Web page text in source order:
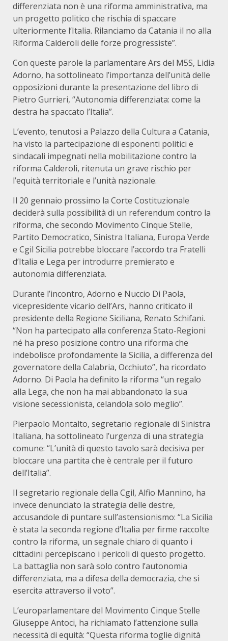
differenziata non è una riforma amministrativa, ma
un progetto politico che rischia di spaccare
ulteriormente l’Italia. Rilanciamo da Catania il no alla
Riforma Calderoli delle forze progressiste”.
Con queste parole la parlamentare Ars del M5S, Lidia
Adorno, ha sottolineato l’importanza dell’unità delle
opposizioni durante la presentazione del libro di
Pietro Gurrieri, “Autonomia differenziata: come la
destra ha spaccato l’Italia”.
L’evento, tenutosi a Palazzo della Cultura a Catania,
ha visto la partecipazione di esponenti politici e
sindacali impegnati nella mobilitazione contro la
riforma Calderoli, ritenuta un grave rischio per
l’equità territoriale e l’unità nazionale.
Il 20 gennaio prossimo la Corte Costituzionale
deciderà sulla possibilità di un referendum contro la
riforma, che secondo Movimento Cinque Stelle,
Partito Democratico, Sinistra Italiana, Europa Verde
e Cgil Sicilia potrebbe bloccare l’accordo tra Fratelli
d’Italia e Lega per introdurre premierato e
autonomia differenziata.
Durante l’incontro, Adorno e Nuccio Di Paola,
vicepresidente vicario dell’Ars, hanno criticato il
presidente della Regione Siciliana, Renato Schifani.
“Non ha partecipato alla conferenza Stato-Regioni
né ha preso posizione contro una riforma che
indebolisce profondamente la Sicilia, a differenza del
governatore della Calabria, Occhiuto”, ha ricordato
Adorno. Di Paola ha definito la riforma “un regalo
alla Lega, che non ha mai abbandonato la sua
visione secessionista, celandola solo meglio”.
Pierpaolo Montalto, segretario regionale di Sinistra
Italiana, ha sottolineato l’urgenza di una strategia
comune: “L’unità di questo tavolo sarà decisiva per
bloccare una partita che è centrale per il futuro
dell’Italia”.
Il segretario regionale della Cgil, Alfio Mannino, ha
invece denunciato la strategia delle destre,
accusandole di puntare sull’astensionismo: “La Sicilia
è stata la seconda regione d’Italia per firme raccolte
contro la riforma, un segnale chiaro di quanto i
cittadini percepiscano i pericoli di questo progetto.
La battaglia non sarà solo contro l’autonomia
differenziata, ma a difesa della democrazia, che si
esercita attraverso il voto”.
L’europarlamentare del Movimento Cinque Stelle
Giuseppe Antoci, ha richiamato l’attenzione sulla
necessità di equità: “Questa riforma toglie dignità